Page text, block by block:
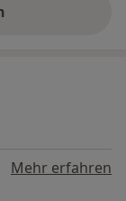
Mehr erfahren